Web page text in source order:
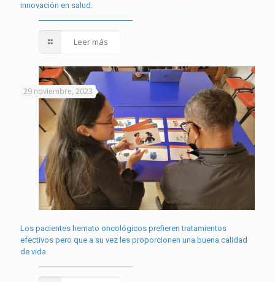
innovación en salud.
Leer más
29 noviembre, 2023
Los pacientes hemato oncológicos prefieren tratamientos
efectivos pero que a su vez les proporcionen una buena calidad
de vida.